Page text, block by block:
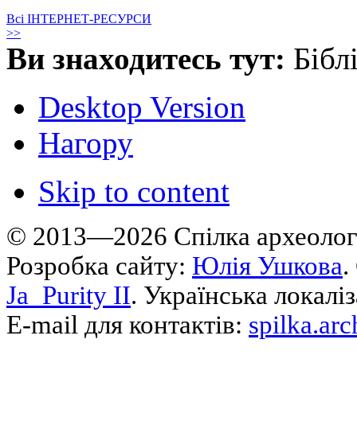
Всі ІНТЕРНЕТ-РЕСУРСИ
>>
Ви знаходитесь тут:
Desktop Version
Нагору
Skip to content
© 2013—2026 Cпілка
Розробка сайту: Юлія Ушкова.
Ja_Purity II. Українська
E-mail для контактів: